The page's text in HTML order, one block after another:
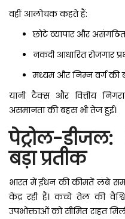
वहीं आलोचक कहते हैं:
छोटे व्यापार और
नकदी आधारित रोजगार
मध्यम और निम्न वर्ग की
यानी टैक्स और वित्तीय
असमानता की बहस भी तेज हुई।
पेट्रोल-
बड़ा प्रतीक
भारत में ईंधन की कीमतें लंबे
केंद्र रही हैं। कच्चे तेल की
उपभोक्ताओं को सीमित राहत